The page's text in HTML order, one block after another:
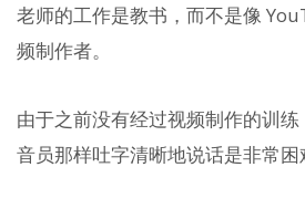
老师的工作是教书，而不是像
频制作者。
由于之前没有经过视频制作的训
音员那样吐字清晰地说话是非常困